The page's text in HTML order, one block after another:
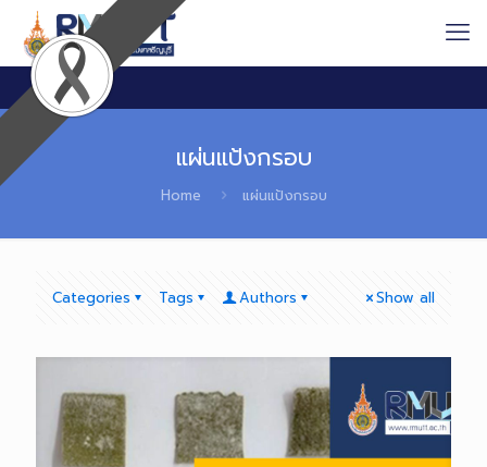
แผ่นแป้งกรอบ
Home แผ่นแป้งกรอบ
Categories Tags Authors Show all